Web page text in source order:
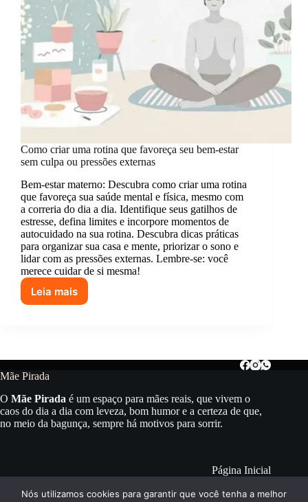
Como criar uma rotina que favoreça seu bem-estar
sem culpa ou pressões externas
Bem-estar materno: Descubra como criar uma rotina
que favoreça sua saúde mental e física, mesmo com
a correria do dia a dia. Identifique seus gatilhos de
estresse, defina limites e incorpore momentos de
autocuidado na sua rotina. Descubra dicas práticas
para organizar sua casa e mente, priorizar o sono e
lidar com as pressões externas. Lembre-se: você
merece cuidar de si mesma!
Leia mais
Como
favoreça
estar
sem
culpa
Mãe Pirada
O Mãe Pirada é um espaço para mães reais, que vivem o
caos do dia a dia com leveza, bom humor e a certeza de que,
no meio da bagunça, sempre há motivos para sorrir.
Página Inicial
Sobre
Nós utilizamos cookies para garantir que você tenha a melhor